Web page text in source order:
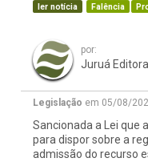
ler notícia Falência
por:
Juruá Editora
Legislação em 05/08/
Sancionada a Lei que
para dispor sobre a
admissão do recurso